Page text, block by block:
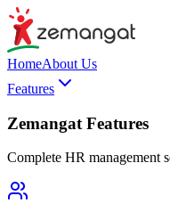
HomeAbout Us
Features
Zemangat Features
Complete HR management